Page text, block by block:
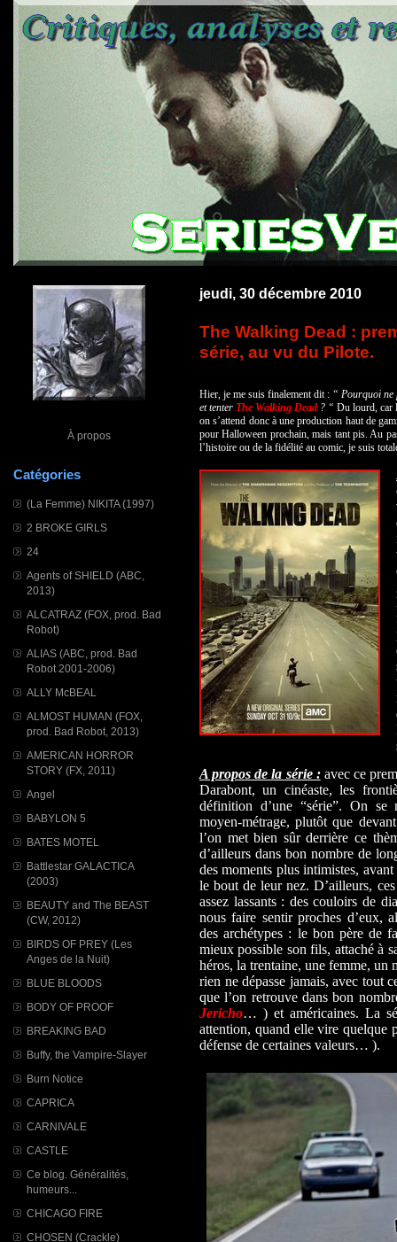
À propos
Catégories
(La Femme) NIKITA (1997)
2 BROKE GIRLS
24
Agents of SHIELD (ABC,
2013)
ALCATRAZ (FOX, prod. Bad
Robot)
ALIAS (ABC, prod. Bad
Robot 2001-2006)
ALLY McBEAL
ALMOST HUMAN (FOX,
prod. Bad Robot, 2013)
AMERICAN HORROR
STORY (FX, 2011)
Angel
BABYLON 5
BATES MOTEL
Battlestar GALACTICA
(2003)
BEAUTY and The BEAST
(CW, 2012)
BIRDS OF PREY (Les
Anges de la Nuit)
BLUE BLOODS
BODY OF PROOF
BREAKING BAD
Buffy, the Vampire-Slayer
Burn Notice
CAPRICA
CARNIVALE
CASTLE
Ce blog. Généralités,
humeurs...
CHICAGO FIRE
CHOSEN (Crackle)
jeudi, 30 décembre 2010
The Walking Dead :
série, au vu du Pilote.
Hier, je me suis finalement dit : “ Pourquoi ne
et tenter The Walking Dead ? “ Du lourd, car
on s’attend donc à une production haut de
pour Halloween prochain, mais tant pis. Au
l’histoire ou de la fidélité au comic, je suis
A propos de la série :avec ce
Darabont, un cinéaste, les
définition d’une “série”. On se
moyen-métrage, plutôt que
l’on met bien sûr derrière ce
d’ailleurs dans bon nombre de
des moments plus intimistes,
le bout de leur nez. D’ailleurs,
assez lassants : des couloirs de
nous faire sentir proches d’eux,
des archétypes : le bon père de
mieux possible son fils, attaché à
héros, la trentaine, une femme, un
rien ne dépasse jamais, avec tout
que l’on retrouve dans bon
Jericho… ) et américaines. La
attention, quand elle vire quelque
défense de certaines valeurs… ).